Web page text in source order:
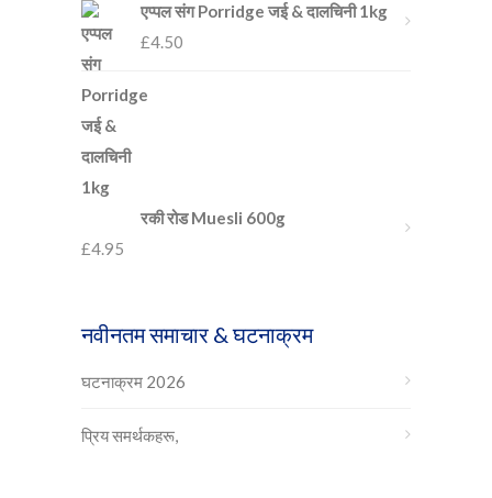
एप्पल संग Porridge जई & दालचिनी 1kg
£4.50
रकी रोड Muesli 600g
£4.95
नवीनतम समाचार & घटनाक्रम
घटनाक्रम 2026
प्रिय समर्थकहरू,